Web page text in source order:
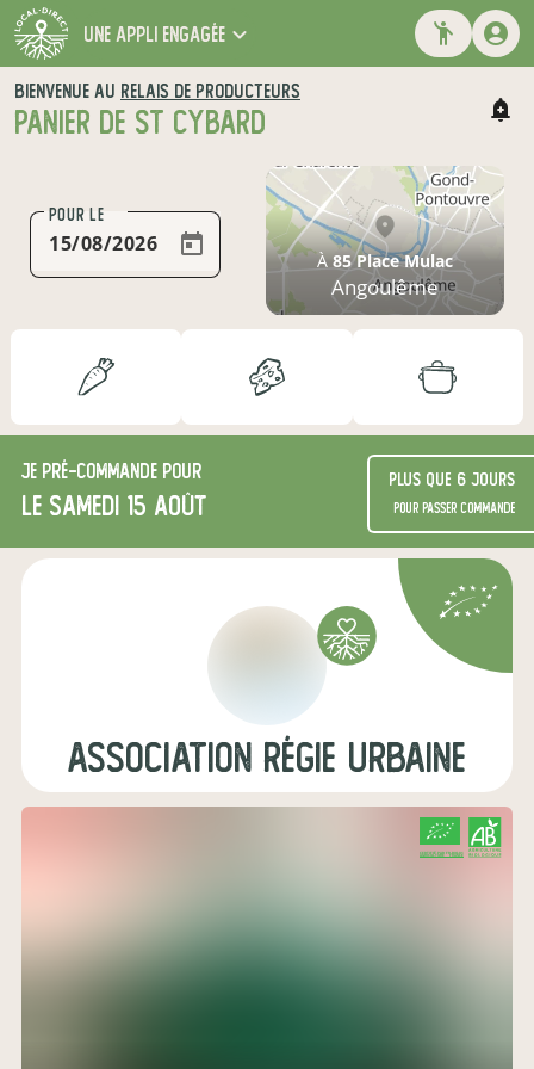
une appli engagée
BIENVENUE AU RELAIS DE PRODUCTEURS
PANIER DE ST CYBARD
POUR LE
À85 Place Mulac
Angoulême
Je pré-commande pour
le samedi 15 août
Plus que 6 jours
pour passer commande
Association Régie Urbaine
CERTIFIÉ PAR FR-BIO-01
AGRICULTURE FRANCE